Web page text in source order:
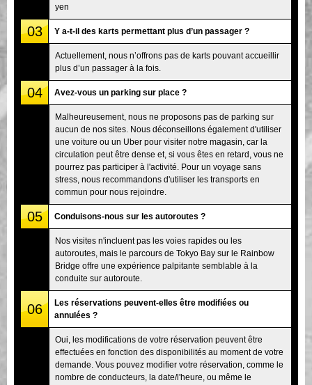
yen
03 Y a-t-il des karts permettant plus d’un passager ?
Actuellement, nous n’offrons pas de karts pouvant accueillir
plus d’un passager à la fois.
04 Avez-vous un parking sur place ?
Malheureusement, nous ne proposons pas de parking sur
aucun de nos sites. Nous déconseillons également d'utiliser
une voiture ou un Uber pour visiter notre magasin, car la
circulation peut être dense et, si vous êtes en retard, vous ne
pourrez pas participer à l'activité. Pour un voyage sans
stress, nous recommandons d'utiliser les transports en
commun pour nous rejoindre.
05 Conduisons-nous sur les autoroutes ?
Nos visites n'incluent pas les voies rapides ou les
autoroutes, mais le parcours de Tokyo Bay sur le Rainbow
Bridge offre une expérience palpitante semblable à la
conduite sur autoroute.
06
Les réservations peuvent-elles être modifiées ou
annulées ?
Oui, les modifications de votre réservation peuvent être
effectuées en fonction des disponibilités au moment de votre
demande. Vous pouvez modifier votre réservation, comme le
nombre de conducteurs, la date/l'heure, ou même le